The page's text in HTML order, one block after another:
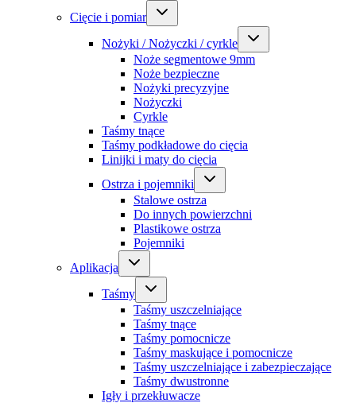
Cięcie i pomiar
Nożyki / Nożyczki / cyrkle
Noże segmentowe 9mm
Noże bezpieczne
Nożyki precyzyjne
Nożyczki
Cyrkle
Taśmy tnące
Taśmy podkładowe do cięcia
Linijki i maty do cięcia
Ostrza i pojemniki
Stalowe ostrza
Do innych powierzchni
Plastikowe ostrza
Pojemniki
Aplikacja
Taśmy
Taśmy uszczelniające
Taśmy tnące
Taśmy pomocnicze
Taśmy maskujące i pomocnicze
Taśmy uszczelniające i zabezpieczające
Taśmy dwustronne
Igły i przekłuwacze